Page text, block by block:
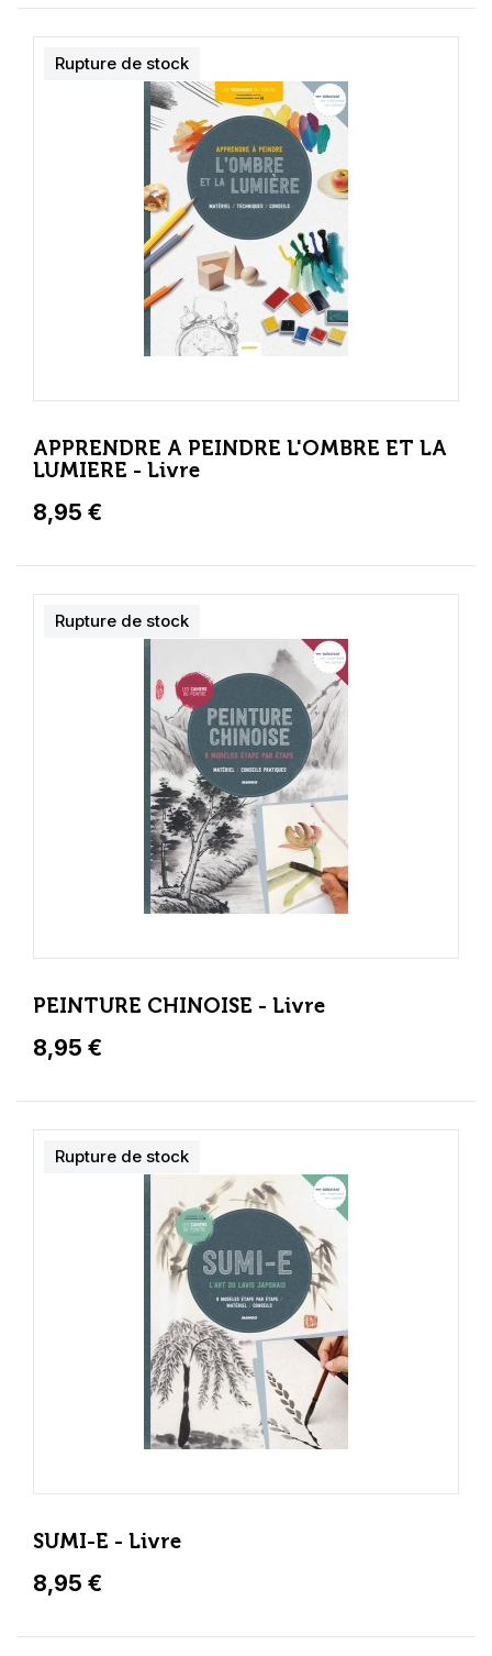
APPRENDRE A PEINDRE L'OMBRE ET LA
LUMIERE - Livre
8,95 €
Rupture de stock
PEINTURE CHINOISE - Livre
8,95 €
Rupture de stock
SUMI-E - Livre
8,95 €
Rupture de stock